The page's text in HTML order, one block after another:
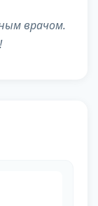
врачом.